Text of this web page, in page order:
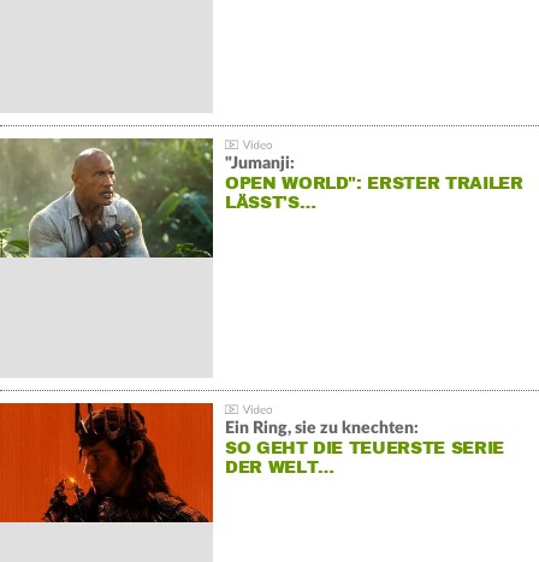
"Jumanji:
OPEN WORLD": ERSTER TRAILER
LÄSST'S…
Ein Ring, sie zu knechten:
SO GEHT DIE TEUERSTE SERIE
DER WELT…